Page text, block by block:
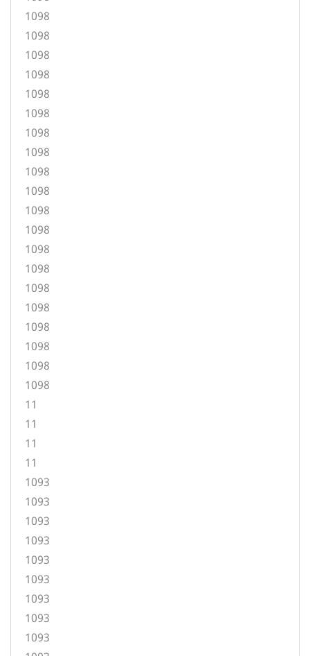
1098
1098
1098
1098
1098
1098
1098
1098
1098
1098
1098
1098
1098
1098
1098
1098
1098
1098
1098
1098
11
11
11
11
1093
1093
1093
1093
1093
1093
1093
1093
1093